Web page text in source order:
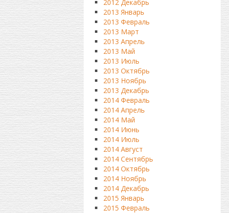
2012 Декабрь
2013 Январь
2013 Февраль
2013 Март
2013 Апрель
2013 Май
2013 Июль
2013 Октябрь
2013 Ноябрь
2013 Декабрь
2014 Февраль
2014 Апрель
2014 Май
2014 Июнь
2014 Июль
2014 Август
2014 Сентябрь
2014 Октябрь
2014 Ноябрь
2014 Декабрь
2015 Январь
2015 Февраль